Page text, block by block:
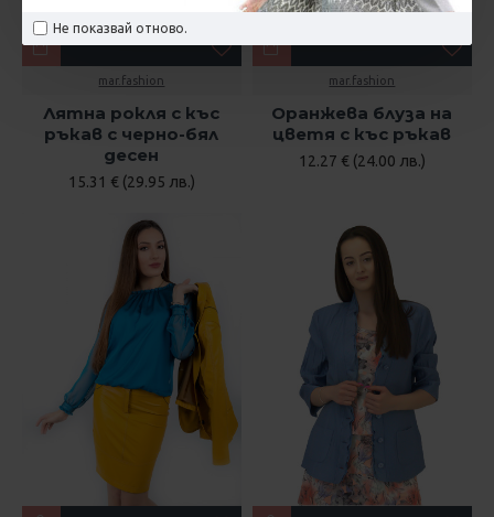
Не показвай отново.
mar.fashion
Лятна рокля с къс
ръкав с черно-бял
десен
15.31 € (29.95 лв.)
mar.fashion
Оранжева блуза на
цветя с къс ръкав
12.27 € (24.00 лв.)